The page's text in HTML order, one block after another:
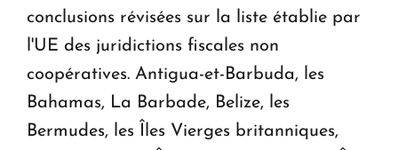
conclusions révisées sur la liste établie par
l'UE des juridictions fiscales non
coopératives. Antigua-et-Barbuda, les
Bahamas, La Barbade, Belize, les
Bermudes, les Îles Vierges britanniques,